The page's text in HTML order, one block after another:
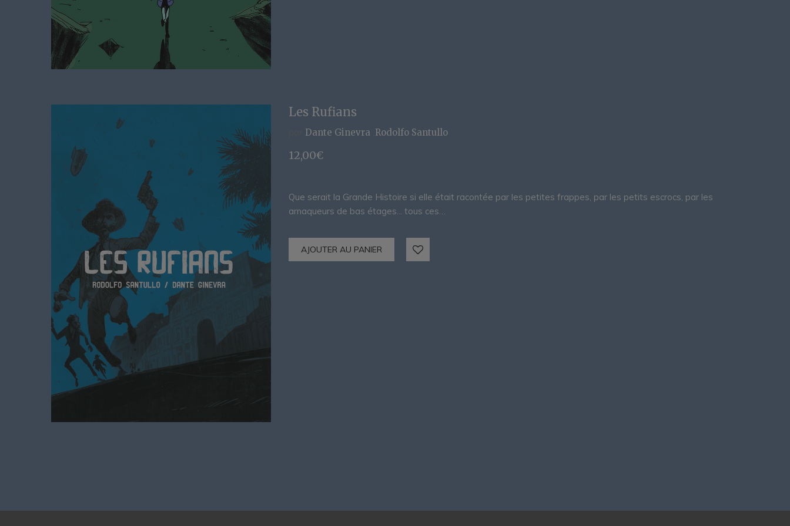
Les Rufians
Dante Ginevra Rodolfo Santullo
12,00€
Que serait la Grande Histoire si elle était racontée par les petites frappes, par les petits escrocs, par les
arnaqueurs de bas étages... tous ces…
AJOUTER AU PANIER